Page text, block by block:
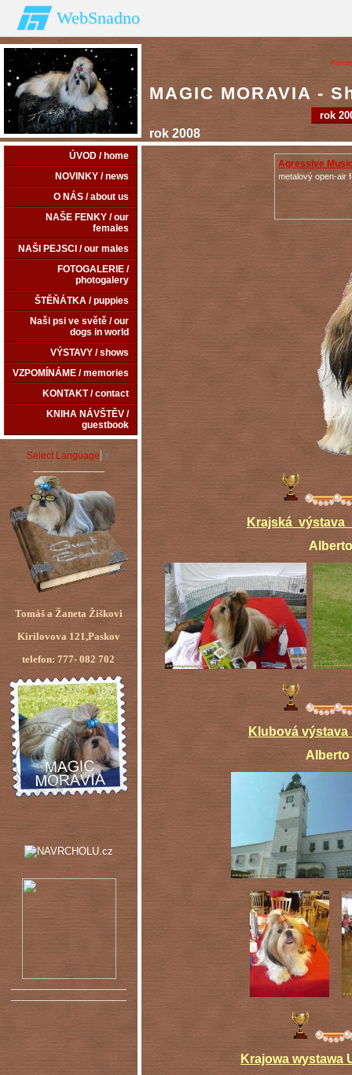
WebSnadno
MAGIC MORAVIA -
rok 2008
rok
ÚVOD / home
NOVINKY / news
O NÁS / about us
NAŠE FENKY / our
females
NAŠI PEJSCI / our males
FOTOGALERIE /
photogalery
ŠTĚŇÁTKA / puppies
Naši psi ve světě / our
dogs in world
VÝSTAVY / shows
VZPOMÍNÁME / memories
KONTAKT / contact
KNIHA NÁVŠTĚV /
guestbook
Select Language ▼
Tomáš a Žaneta Žiškovi
Kirilovova 121,Paskov
telefon: 777- 082 702
Agressive
metalový open-air
Krajská výstava
Alberto
Klubová
Alberto
Krajowa